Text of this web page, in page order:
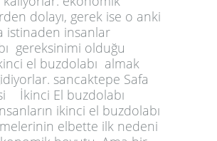
dolayı, gerek ise o anki
istinaden insanlar
gereksinimi olduğu
el buzdolabı almak
sancaktepe Safa
İkinci El buzdolabı
ikinci el buzdolabı
elbette ilk nedeni